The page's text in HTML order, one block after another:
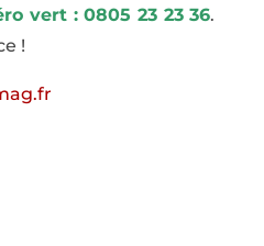
vert : 0805 23 23 36.
!